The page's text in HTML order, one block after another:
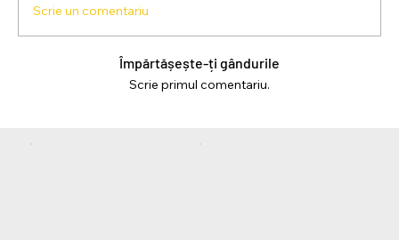
Scrie un comentariu
Împărtășește-ți gândurile
Scrie primul comentariu.